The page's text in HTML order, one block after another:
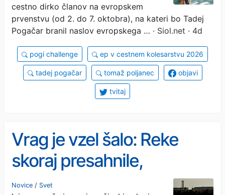
cestno dirko članov na evropskem
prvenstvu (od 2. do 7. oktobra), na kateri bo Tadej
Pogačar branil naslov evropskega … · Siol.net · 4d
pogi challenge ep v cestnem kolesarstvu 2026
tadej pogačar tomaž poljanec objavi
tvitaj
Vrag je vzel šalo: Reke
skoraj presahnile,
ustavljajo jedrske
Novice / Svet